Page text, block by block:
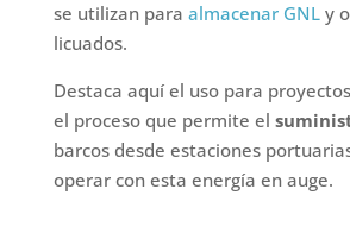
se utilizan para almacenar GNLy
licuados.
Destaca aquí el uso para
el proceso que permite el
barcos desde estaciones
operar con esta energía en auge.